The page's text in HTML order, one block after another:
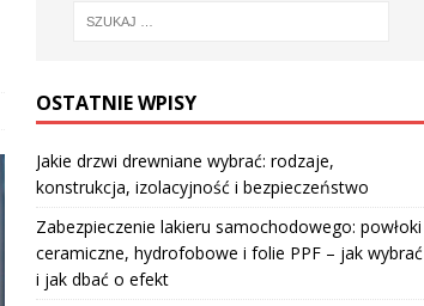
OSTATNIE WPISY
Jakie drzwi drewniane wybrać: rodzaje,
konstrukcja, izolacyjność i bezpieczeństwo
Zabezpieczenie lakieru samochodowego: powłoki
ceramiczne, hydrofobowe i folie PPF – jak wybrać
i jak dbać o efekt